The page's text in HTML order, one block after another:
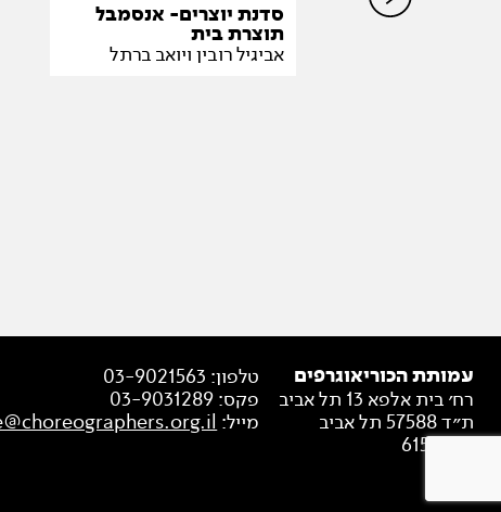
סדנת יוצרים- אנסמבל
תוצרת בית
אביגיל רובין ויואב ברתל
עמותת הכוריאוגרפים
רח׳ בית אלפא 13 תל אביב
ת״ד 57588 תל אביב
6154702
טלפון: 03-9021563
פקס: 03-9031289
מייל: